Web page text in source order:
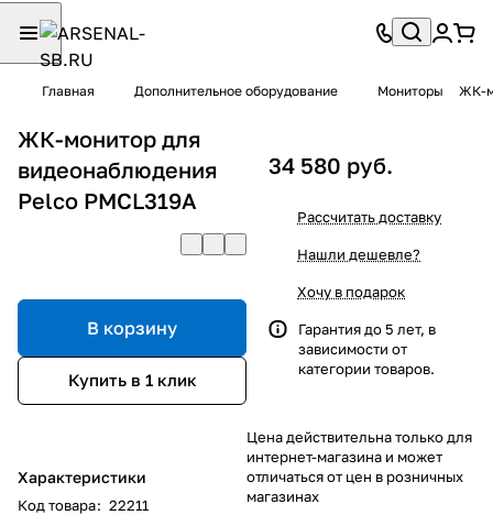
Главная Дополнительное оборудование Мониторы ЖК-
ЖК-монитор для
видеонаблюдения
Pelco PMCL319A
В корзину
Купить в 1 клик
Характеристики
Код товара: 22211
34 580 руб.
Рассчитать доставку
Нашли дешевле?
Хочу в подарок
Гарантия до 5 лет, в
зависимости от
категории товаров.
Цена действительна только для
интернет-магазина и может
отличаться от цен в розничных
магазинах